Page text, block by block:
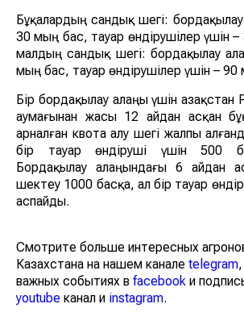
Бұқалардың сандық шегі:
30 мың бас, тауар өндірушілер үшін
малдың сандық шегі: бордақылау
мың бас, тауар өндірушілер үшін –
Бір бордақылау алаңы үшін
аумағынан жасы 12 айдан асқан
арналған квота алу шегі жалпы
бір тауар өндіруші үшін 500
Бордақылау алаңындағы 6 айдан
шектеу 1000 басқа, ал бір тауар
аспайды.
Смотрите больше интересных
Казахстана на нашем канале telegram
важных событиях в facebook и
youtube канал и instagram.